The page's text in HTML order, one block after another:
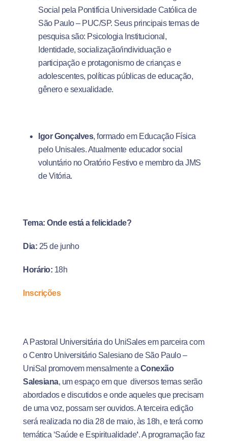
Social pela Pontifícia Universidade Católica de
São Paulo – PUC/SP. Seus principais temas de
pesquisa são: Psicologia Institucional,
Identidade, socialização/individuação e
participação e protagonismo de crianças e
adolescentes, políticas públicas de educação,
gênero e sexualidade.
Igor Gonçalves, formado em Educação Física
pelo Unisales. Atualmente educador social
voluntário no Oratório Festivo e membro da JMS
de Vitória.
Tema: Onde está a felicidade?
Dia: 25 de junho
Horário: 18h
Inscrições
A Pastoral Universitária do UniSales em parceira com
o Centro Universitário Salesiano de São Paulo –
UniSal promovem mensalmente a Conexão
Salesiana, um espaço em que diversos temas serão
abordados e discutidos e onde aqueles que precisam
de uma voz, possam ser ouvidos. A terceira edição
será realizada no dia 28 de maio, às 18h, e terá como
temática ‘Saúde e Espiritualidade‘. A programação faz